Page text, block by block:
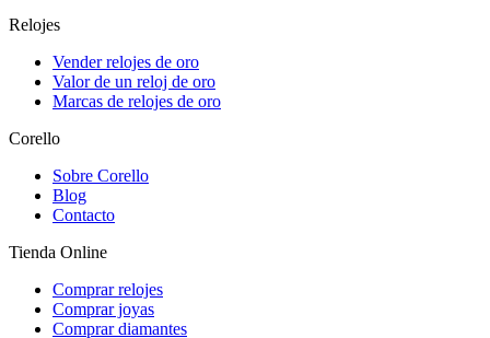
Relojes
Vender relojes de oro
Valor de un reloj de oro
Marcas de relojes de oro
Corello
Sobre Corello
Blog
Contacto
Tienda Online
Comprar relojes
Comprar joyas
Comprar diamantes